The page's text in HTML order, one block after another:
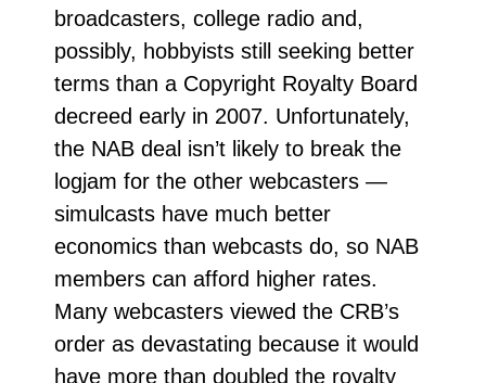
broadcasters, college radio and,
possibly, hobbyists still seeking better
terms than a Copyright Royalty Board
decreed early in 2007. Unfortunately,
the NAB deal isn’t likely to break the
logjam for the other webcasters —
simulcasts have much better
economics than webcasts do, so NAB
members can afford higher rates.
Many webcasters viewed the CRB’s
order as devastating because it would
have more than doubled the royalty